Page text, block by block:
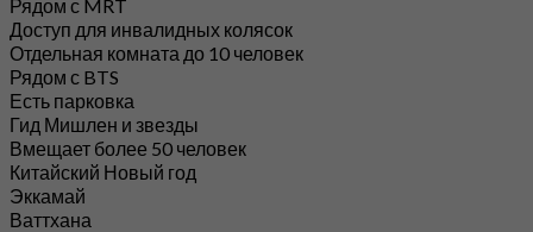
Рядом с MRT
Доступ для инвалидных колясок
Отдельная комната до 10 человек
Рядом с BTS
Есть парковка
Гид Мишлен и звезды
Вмещает более 50 человек
Китайский Новый год
Эккамай
Ваттхана